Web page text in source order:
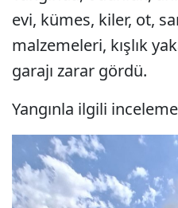
evi, kümes, kiler, ot,
malzemeleri, kışlık
garajı zarar gördü.
Yangınla ilgili inceleme